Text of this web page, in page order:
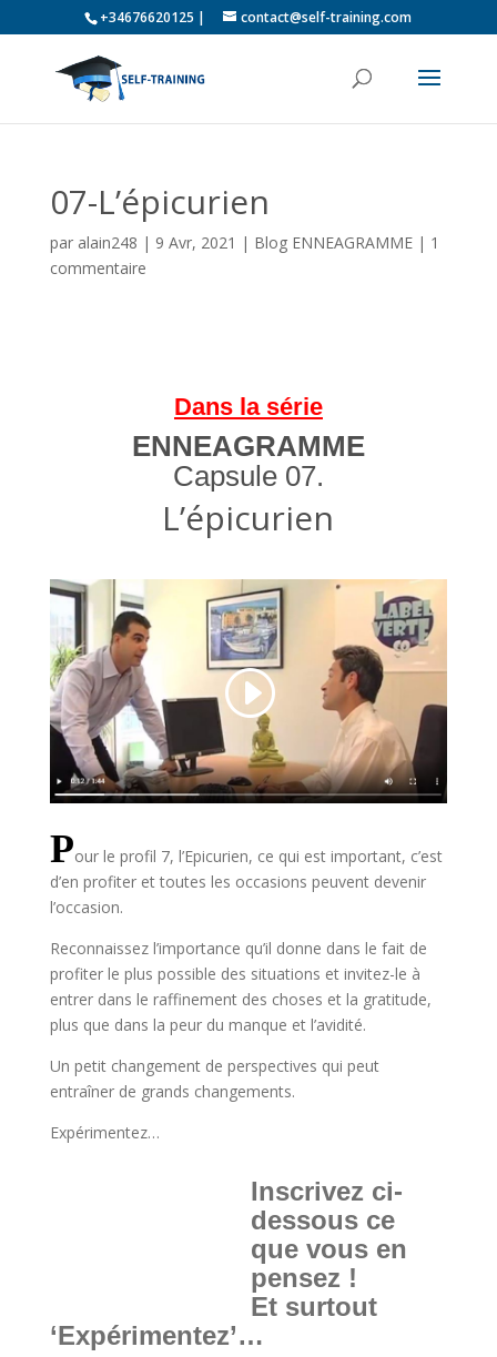
+34676620125 | contact@self-training.com
07-L’épicurien
par alain248 | 9 Avr, 2021 | Blog ENNEAGRAMME| 1
commentaire
Dans la série
ENNEAGRAMME
Capsule 07.
L’épicurien
Pour le profil 7, l’Epicurien, ce qui est important, c’est
d’en profiter et toutes les occasions peuvent devenir
l’occasion.
Reconnaissez l’importance qu’il donne dans le fait de
profiter le plus possible des situations et invitez-le à
entrer dans le raffinement des choses et la gratitude,
plus que dans la peur du manque et l’avidité.
Un petit changement de perspectives qui peut
entraîner de grands changements.
Expérimentez…
Inscrivez ci-
dessous ce
que vous en
pensez !
Et surtout
‘Expérimentez’…